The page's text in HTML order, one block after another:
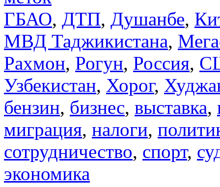
ГБАО, ДТП, Душанбе,
МВД Таджикистана,
Рахмон, Рогун, Россия,
Узбекистан, Хорог,
бензин, бизнес, выставка,
миграция, налоги,
сотрудничество, спорт,
экономика